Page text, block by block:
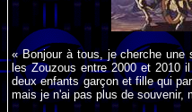
« Bonjour à tous, je cherche
les Zouzous entre 2000 et 2010
deux enfants garçon et fille qui
mais je n'ai pas plus de souvenir,